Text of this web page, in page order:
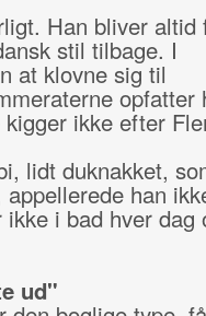
Han bliver
stil tilbage. I
at klovne sig til
opfatter
ikke efter
lidt duknakket,
han
i bad hver dag
ud"